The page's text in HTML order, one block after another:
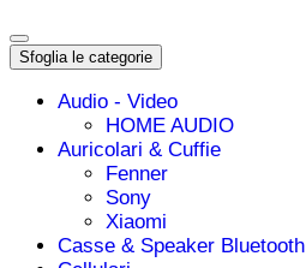
Sfoglia le categorie
Audio - Video
HOME AUDIO
Auricolari & Cuffie
Fenner
Sony
Xiaomi
Casse & Speaker Bluetooth